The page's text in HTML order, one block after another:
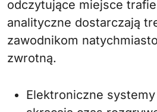
odczytujące miejsce
analityczne dostarczają
zawodnikom
zwrotną.
Elektroniczne